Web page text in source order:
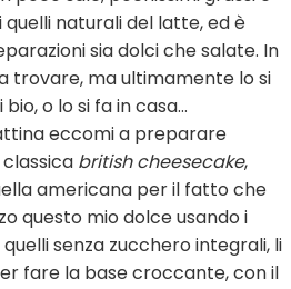
quelli naturali del latte, ed è
sia dolci che salate. In
trovare, ma ultimamente lo si
o lo si fa in casa...
eccomi a preparare
british cheesecake,
americana per il fatto che
questo mio dolce usando i
senza zucchero integrali, li
fare la base croccante, con il